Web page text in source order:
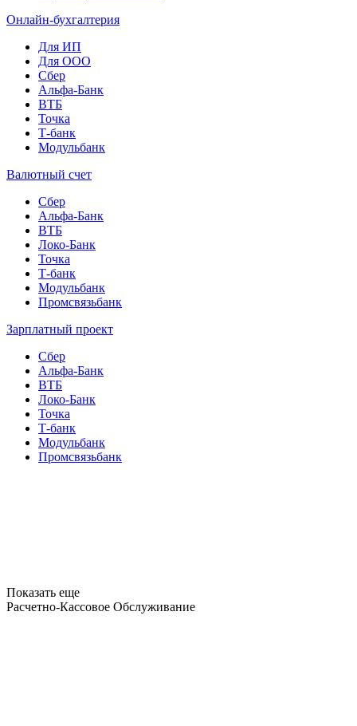
Онлайн-бухгалтерия
Для ИП
Для ООО
Сбер
Альфа-Банк
ВТБ
Точка
Т-банк
Модульбанк
Валютный счет
Сбер
Альфа-Банк
ВТБ
Локо-Банк
Точка
Т-банк
Модульбанк
Промсвязьбанк
Зарплатный проект
Сбер
Альфа-Банк
ВТБ
Локо-Банк
Точка
Т-банк
Модульбанк
Промсвязьбанк
Показать еще
Расчетно-Кассовое Обслуживание